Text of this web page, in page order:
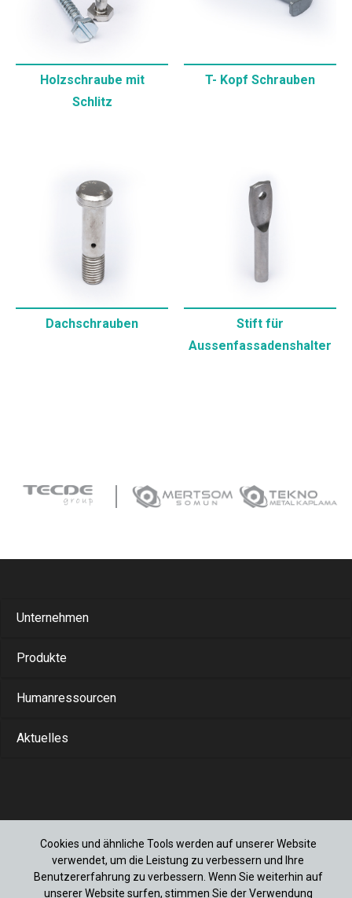
Holzschraube mit
Schlitz
T- Kopf Schrauben
Dachschrauben
Stift für
Aussenfassadenshalter
Unternehmen
Produkte
Humanressourcen
Aktuelles
34545 Çatalca/İstanbul
Cookies und ähnliche Tools werden auf unserer Website
verwendet, um die Leistung zu verbessern und Ihre
Benutzererfahrung zu verbessern. Wenn Sie weiterhin auf
unserer Website surfen, stimmen Sie der Verwendung